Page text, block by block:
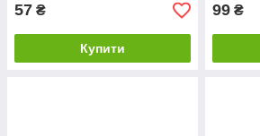
57 ₴
Купити
99 ₴